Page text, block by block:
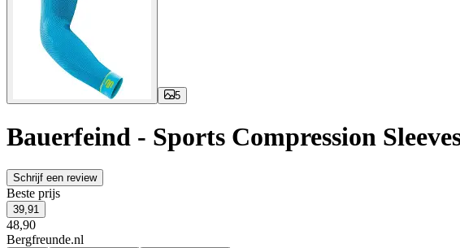
5
Bauerfeind - Sports Compression
Schrijf een review
Beste prijs
39,91
48,90
Bergfreunde.nl